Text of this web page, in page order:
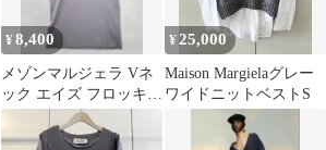
¥8,400
メゾンマルジェラ Vネ
ック エイズ フロッキー
プリント 半袖 Tシャツ
L
¥25,000
Maison Margielaグレー
ワイドニットベストS